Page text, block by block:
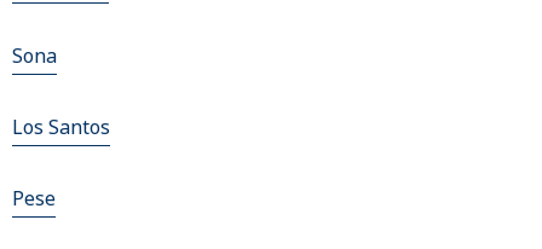
Sona
Los Santos
Pese